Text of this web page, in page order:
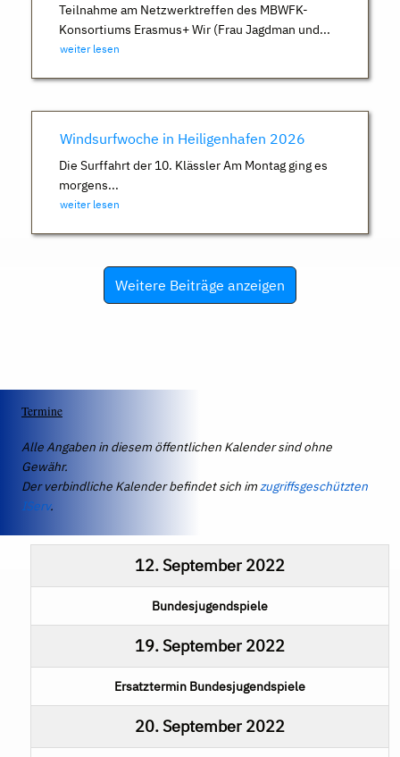
Teilnahme am Netzwerktreffen des MBWFK-
Konsortiums Erasmus+ Wir (Frau Jagdman und...
weiter lesen
Windsurfwoche in Heiligenhafen 2026
Die Surffahrt der 10. Klässler Am Montag ging es
morgens...
weiter lesen
Weitere Beiträge anzeigen
Termine
Alle Angaben in diesem öffentlichen Kalender sind ohne
Gewähr.
Der verbindliche Kalender befindet sich imzugriffsgeschützten
IServ.
12. September 2022
Bundesjugendspiele
19. September 2022
Ersatztermin Bundesjugendspiele
20. September 2022